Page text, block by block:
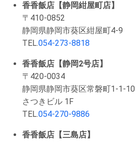
香香飯店【静岡紺屋町店】
〒410-0852
静岡県静岡市葵区紺屋町4-9
TEL.054-273-8818
香香飯店【静岡2号店】
〒420-0034
静岡県静岡市葵区常磐町1-1-10
さつきビル 1F
TEL.054-270-9886
香香飯店【三島店】